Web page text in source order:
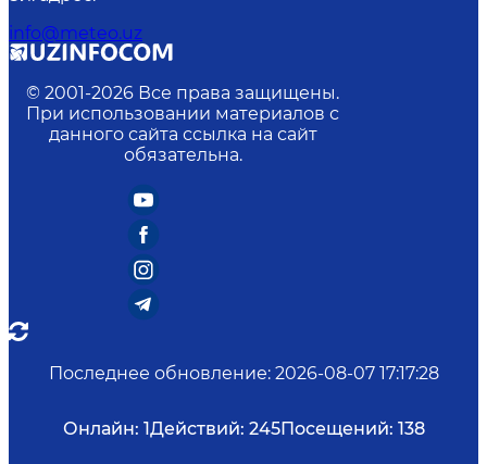
info@meteo.uz
© 2001-2026 Все права защищены.
При использовании материалов с
данного сайта ссылка на сайт
обязательна.
Последнее обновление: 2026-08-07 17:17:28
Онлайн: 1Действий: 245Посещений: 138